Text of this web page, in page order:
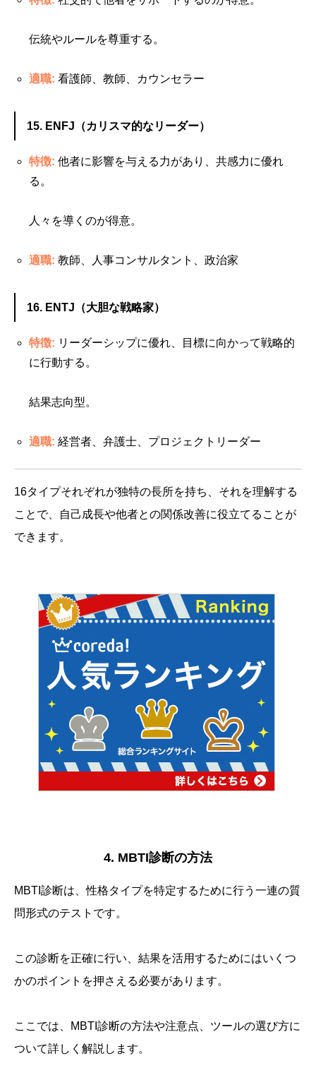
伝統やルールを尊重する。
適職: 看護師、教師、カウンセラー
15. ENFJ（カリスマ的なリーダー）
特徴: 他者に影響を与える力があり、共感力に優れ
る。
人々を導くのが得意。
適職: 教師、人事コンサルタント、政治家
16. ENTJ（大胆な戦略家）
特徴: リーダーシップに優れ、目標に向かって戦略的
に行動する。
結果志向型。
適職: 経営者、弁護士、プロジェクトリーダー
16タイプそれぞれが独特の長所を持ち、それを理解する
ことで、自己成長や他者との関係改善に役立てることが
できます。
4. MBTI診断の方法
MBTI診断は、性格タイプを特定するために行う一連の質
問形式のテストです。
この診断を正確に行い、結果を活用するためにはいくつ
かのポイントを押さえる必要があります。
ここでは、MBTI診断の方法や注意点、ツールの選び方に
ついて詳しく解説します。